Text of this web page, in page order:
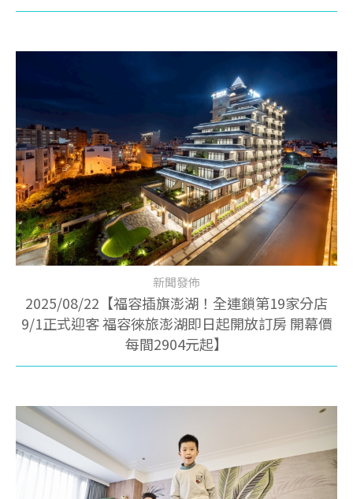
新聞發佈
2025/08/22【福容插旗澎湖！全連鎖第19家分店
9/1正式迎客 福容徠旅澎湖即日起開放訂房 開幕價
每間2904元起】